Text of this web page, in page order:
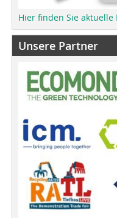
Hier finden Sie aktuelle
Unsere Partner